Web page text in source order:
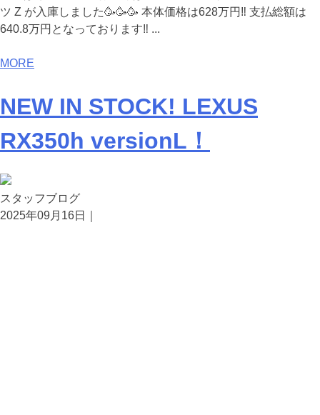
ツ Z が入庫しました🥳🥳🥳 本体価格は628万円‼️ 支払総額は
640.8万円となっております‼️ ...
MORE
NEW IN STOCK! LEXUS
RX350h versionL！
スタッフブログ
2025年09月16日｜